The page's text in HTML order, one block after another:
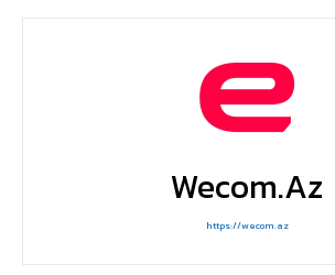
Wecom.az
https://wecom.az